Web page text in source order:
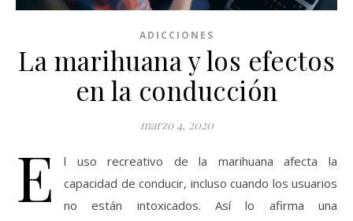
ADICCIONES
La marihuana y los efectos
en la conducción
marzo 4, 2020
E
l uso recreativo de la marihuana afecta la
capacidad de conducir, incluso cuando los usuarios
no están intoxicados. Así lo afirma una